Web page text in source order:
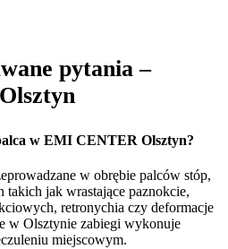
pytania –
w EMI CENTER Olsztyn?
w obrębie palców stóp,
takich jak wrastające paznokcie,
retronychia czy deformacje
w Olsztynie zabiegi wykonuje
miejscowym.